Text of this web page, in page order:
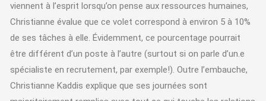
viennent à l’esprit lorsqu’on pense aux ressources humaines,
Christianne évalue que ce volet correspond à environ 5 à 10%
de ses tâches à elle. Évidemment, ce pourcentage pourrait
être différent d’un poste à l’autre (surtout si on parle d’un.e
spécialiste en recrutement, par exemple!). Outre l’embauche,
Christianne Kaddis explique que ses journées sont